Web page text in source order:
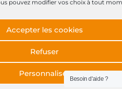
pouvez modifier vos choix à tout
Accepter les cookies
Refuser
Personnaliser
Besoin d'aide ?